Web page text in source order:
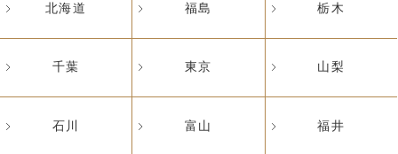
北海道 福島 栃木
千葉 東京 山梨
石川 富山 福井